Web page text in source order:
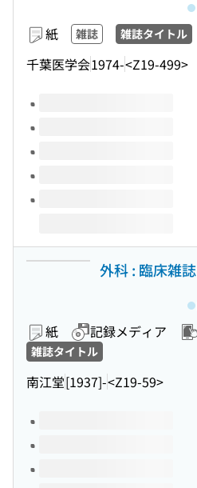
紙 雑誌 雑誌タイトル
千葉医学会1974-<Z19-499>
このタイトルの巻号
外科 : 臨床雑誌
紙 記録メディア
雑誌タイトル
南江堂[1937]-<Z19-59>
このタイトルの巻号